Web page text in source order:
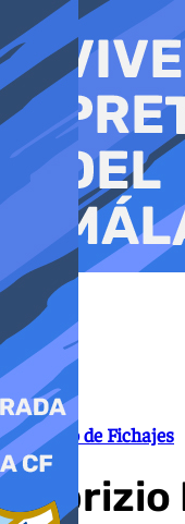
al
contenido
Mercado de Fichajes
Fabrizio